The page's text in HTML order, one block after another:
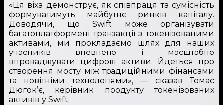
«Ця віха демонструє, як співпраця та сумісність
формуватимуть майбутнє ринків капіталу.
Доводячи, що Swift може організувати
багатоплатформені транзакції з токенізованими
активами, ми прокладаємо шлях для наших
учасників впевнено і масштабно
впроваджувати цифрові активи. Йдеться про
створення мосту між традиційними фінансами
та новітніми технологіями», — сказав Томас
Дюгок’є, керівник продукту токенізованих
активів у Swift.